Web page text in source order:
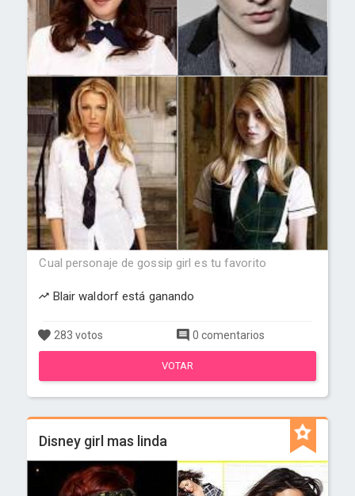
Cual personaje de gossip girl es tu favorito
Blair waldorf está ganando
283 votos 0 comentarios
VOTAR
Disney girl mas linda